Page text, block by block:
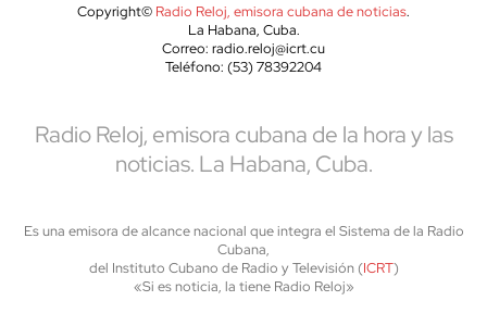
Copyright© Radio Reloj, emisora cubana de noticias.
La Habana, Cuba.
Correo: radio.reloj@icrt.cu
Teléfono: (53) 78392204
Radio Reloj, emisora cubana de la hora y las
noticias. La Habana, Cuba.
Es una emisora de alcance nacional que integra el Sistema de la Radio
Cubana,
del Instituto Cubano de Radio y Televisión (ICRT)
«Si es noticia, la tiene Radio Reloj»